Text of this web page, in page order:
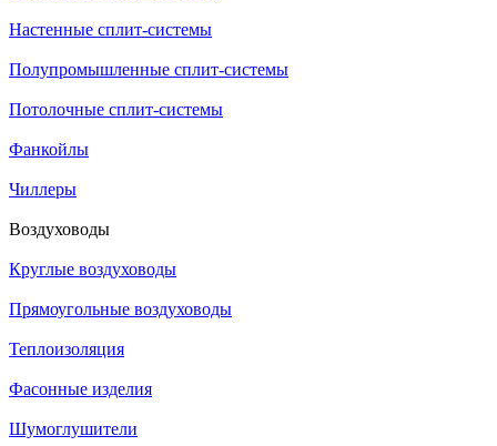
Настенные сплит-системы
Полупромышленные сплит-системы
Потолочные сплит-системы
Фанкойлы
Чиллеры
Воздуховоды
Круглые воздуховоды
Прямоугольные воздуховоды
Теплоизоляция
Фасонные изделия
Шумоглушители